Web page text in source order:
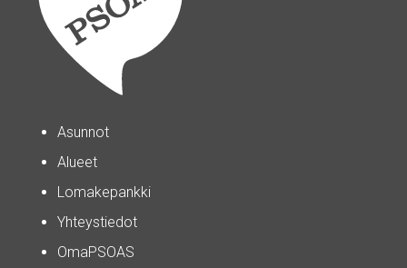
Asunnot
Alueet
Lomakepankki
Yhteystiedot
OmaPSOAS